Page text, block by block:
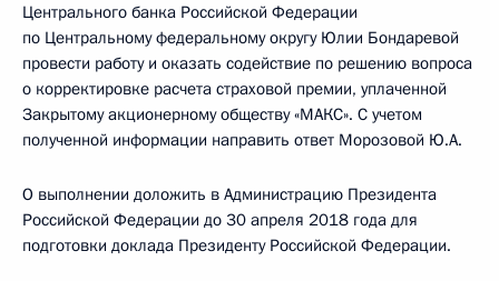
Центрального банка Российской Федерации
по Центральному федеральному округу Юлии Бондаревой
провести работу и оказать содействие по решению вопроса
о корректировке расчета страховой премии, уплаченной
Закрытому акционерному обществу «МАКС». С учетом
полученной информации направить ответ Морозовой Ю.А.
О выполнении доложить в Администрацию Президента
Российской Федерации до 30 апреля 2018 года для
подготовки доклада Президенту Российской Федерации.